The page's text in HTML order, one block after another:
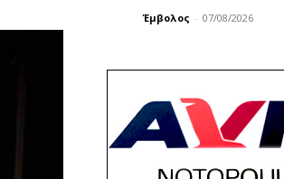
Έμβολος - 07/08/2026